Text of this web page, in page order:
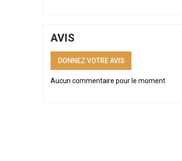
AVIS
DONNEZ VOTRE AVIS
Aucun commentaire pour le moment